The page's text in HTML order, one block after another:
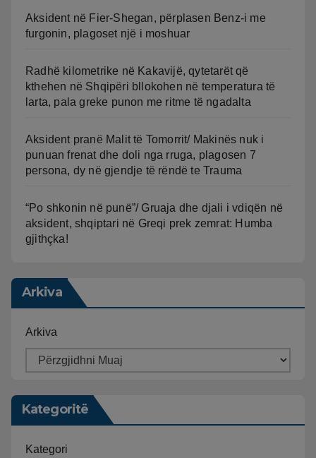
Aksident në Fier-Shegan, përplasen Benz-i me
furgonin, plagoset një i moshuar
Radhë kilometrike në Kakavijë, qytetarët që
kthehen në Shqipëri bllokohen në temperatura të
larta, pala greke punon me ritme të ngadalta
Aksident pranë Malit të Tomorrit/ Makinës nuk i
punuan frenat dhe doli nga rruga, plagosen 7
persona, dy në gjendje të rëndë te Trauma
“Po shkonin në punë”/ Gruaja dhe djali i vdiqën në
aksident, shqiptari në Greqi prek zemrat: Humba
gjithçka!
Arkiva
Arkiva
Kategoritë
Kategori